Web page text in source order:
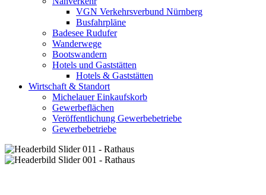
VGN Verkehrsverbund Nürnberg
Busfahrpläne
Badesee Rudufer
Wanderwege
Bootswandern
Hotels und Gaststätten
Hotels & Gaststätten
Wirtschaft & Standort
Michelauer Einkaufskorb
Gewerbeflächen
Veröffentlichung Gewerbebetriebe
Gewerbebetriebe